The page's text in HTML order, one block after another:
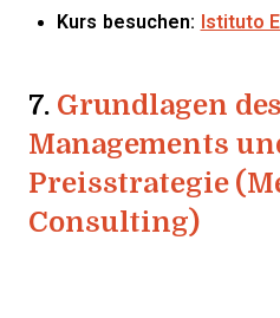
Kurs besuchen: Istituto
7. Grundlagen
Managements
Preisstrategie
Consulting)